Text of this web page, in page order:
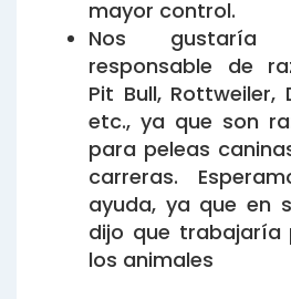
mayor control.
Nos gustaría
responsable de
Pit Bull, Rottweiler,
etc., ya que son
para peleas
carreras.
ayuda, ya que en
dijo que trabajaría
los animales